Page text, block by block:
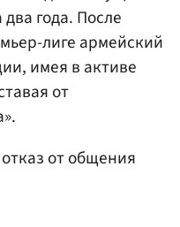
года. После
лиге армейский
имея в активе
от
отказ от общения